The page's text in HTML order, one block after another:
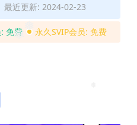
❅
❅
最近更新: 2024-02-23
免费 永久SVIP会员: 免费